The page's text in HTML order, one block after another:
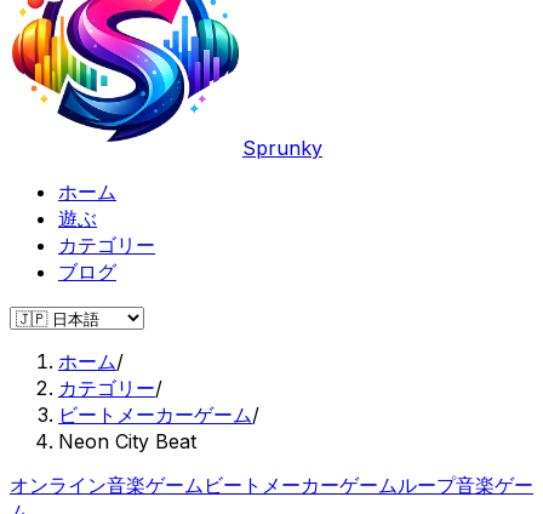
Sprunky
ホーム
遊ぶ
カテゴリー
ブログ
ホーム/
カテゴリー/
ビートメーカーゲーム/
Neon City Beat
オンライン音楽ゲーム ビートメーカーゲームループ音楽ゲー